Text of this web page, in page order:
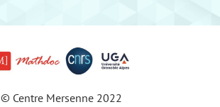
© Centre Mersenne 2022